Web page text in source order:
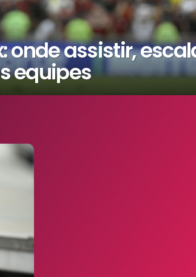
onde assistir,
equipes